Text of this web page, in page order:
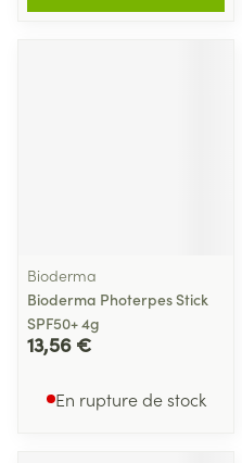
Bioderma
Bioderma Photerpes Stick
SPF50+ 4g
13,56 €
En rupture de stock